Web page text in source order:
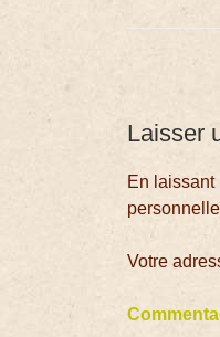
Laisser
En
Votre